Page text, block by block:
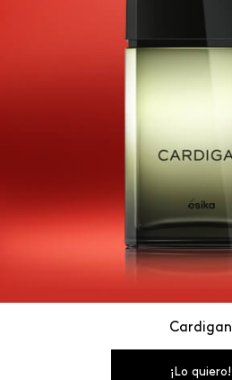
Cardigan
¡Lo quiero!